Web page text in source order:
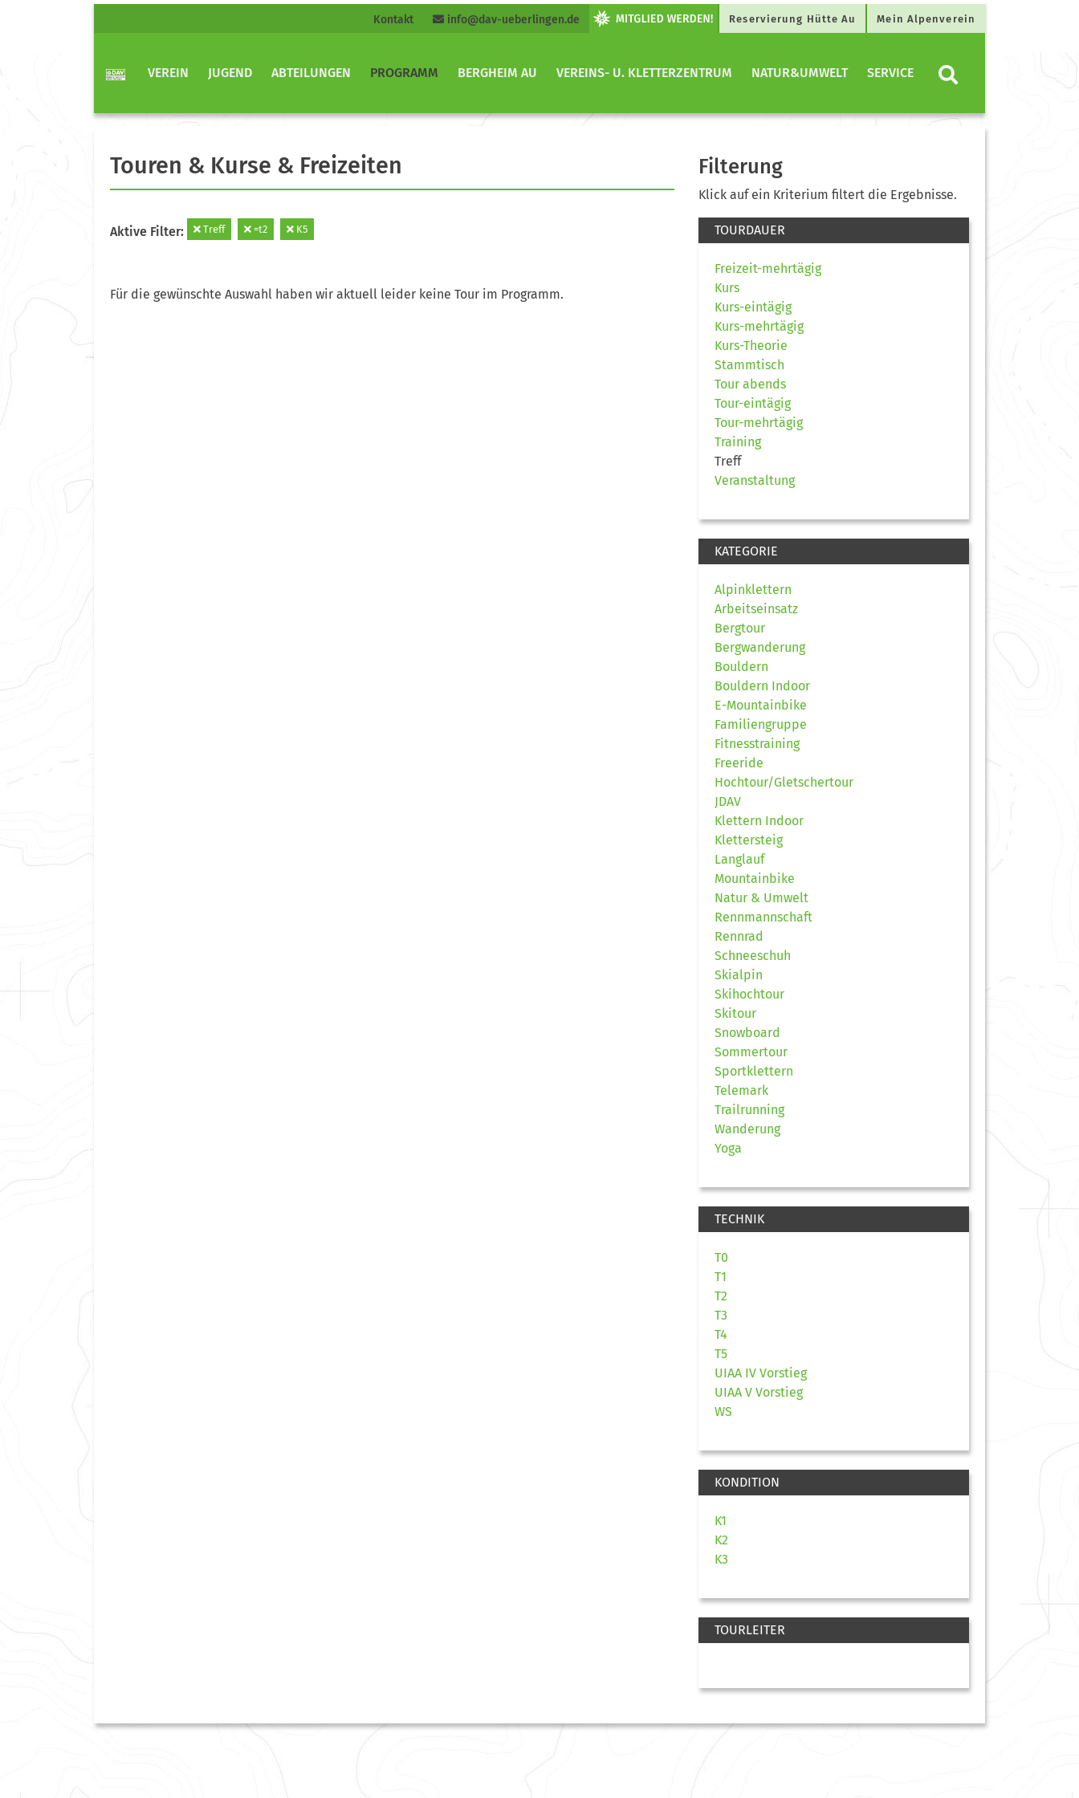
Kontakt info@dav-ueberlingen.de Reservierung Hütte Au Mein Alpenverein
VEREIN JUGEND ABTEILUNGEN PROGRAMM BERGHEIM AU VEREINS- U. KLETTERZENTRUM NATUR&UMWELT SERVICE
Touren & Kurse & Freizeiten
Aktive Filter: Treff =t2 K5
Für die gewünschte Auswahl haben wir aktuell leider keine Tour im Programm.
Filterung
Klick auf ein Kriterium filtert die Ergebnisse.
TOURDAUER
Freizeit-mehrtägig
Kurs
Kurs-eintägig
Kurs-mehrtägig
Kurs-Theorie
Stammtisch
Tour abends
Tour-eintägig
Tour-mehrtägig
Training
Treff
Veranstaltung
KATEGORIE
Alpinklettern
Arbeitseinsatz
Bergtour
Bergwanderung
Bouldern
Bouldern Indoor
E-Mountainbike
Familiengruppe
Fitnesstraining
Freeride
Hochtour/Gletschertour
JDAV
Klettern Indoor
Klettersteig
Langlauf
Mountainbike
Natur & Umwelt
Rennmannschaft
Rennrad
Schneeschuh
Skialpin
Skihochtour
Skitour
Snowboard
Sommertour
Sportklettern
Telemark
Trailrunning
Wanderung
Yoga
TECHNIK
T0
T1
T2
T3
T4
T5
UIAA IV Vorstieg
UIAA V Vorstieg
WS
KONDITION
K1
K2
K3
TOURLEITER